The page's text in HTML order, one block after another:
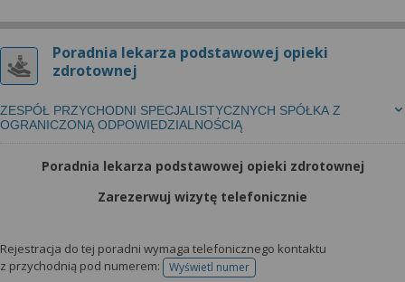
Poradnia lekarza podstawowej opieki
zdrotownej
ZESPÓŁ PRZYCHODNI SPECJALISTYCZNYCH SPÓŁKA Z
OGRANICZONĄ ODPOWIEDZIALNOŚCIĄ
Poradnia lekarza podstawowej opieki zdrotownej
Zarezerwuj wizytę telefonicznie
Rejestracja do tej poradni wymaga telefonicznego kontaktu
z przychodnią pod numerem:
Wyświetl numertelefonu do rejestracji